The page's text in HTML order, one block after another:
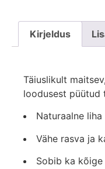
Kirjeldus
Täiuslikult
loodusest püütud
Naturaalne liha
Vähe rasva ja
Sobib ka